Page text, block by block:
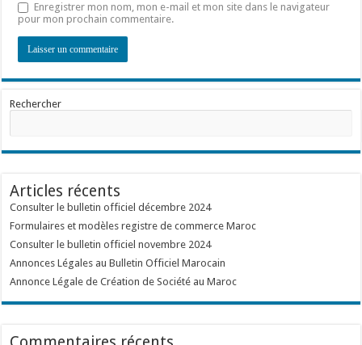
Enregistrer mon nom, mon e-mail et mon site dans le navigateur
pour mon prochain commentaire.
Rechercher
Articles récents
Consulter le bulletin officiel décembre 2024
Formulaires et modèles registre de commerce Maroc
Consulter le bulletin officiel novembre 2024
Annonces Légales au Bulletin Officiel Marocain
Annonce Légale de Création de Société au Maroc